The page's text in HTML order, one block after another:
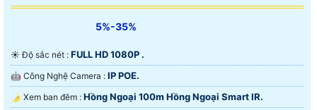
5%-35%
☀️ Độ sắc nét : FULL HD 1080P .
🤖️ Công Nghệ Camera : IP POE.
🌛 Xem ban đêm : Hồng Ngoại 100m Hồng Ngoại Smart IR.